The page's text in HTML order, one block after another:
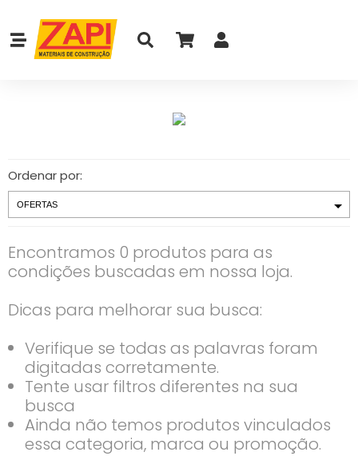
Ordenar por:
Encontramos 0 produtos para as
condições buscadas em nossa loja.
Dicas para melhorar sua busca:
Verifique se todas as palavras foram
digitadas corretamente.
Tente usar filtros diferentes na sua
busca
Ainda não temos produtos vinculados
essa categoria, marca ou promoção.